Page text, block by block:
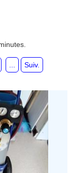
... Suiv.